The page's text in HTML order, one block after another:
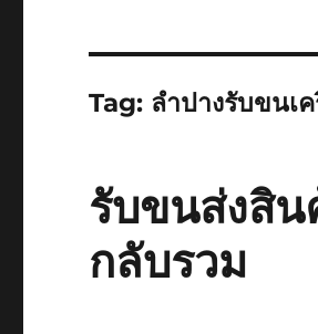
Tag: ลำปางรับขนเ
รับขนส่งสิน
กลับรวม